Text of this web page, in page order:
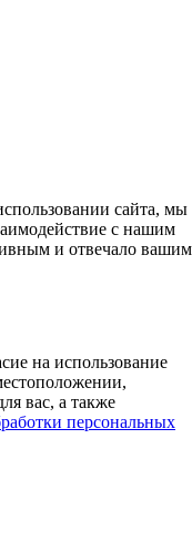
сайта, мы
с нашим
и отвечало вашим
на использование
вас, а также
персональных